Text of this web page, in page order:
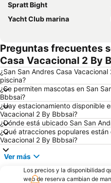
Spratt Bight
Yacht Club marina
Preguntas frecuentes
Casa Vacacional 2 By
¿San San Andres Casa
piscina?
¿Se permiten mascotas en San
Bbbsai?
¿Hay estacionamiento disponible
Vacacional 2 By Bbbsai?
¿Dónde está ubicado San San
¿Qué atracciones populares
Vacacional 2 By Bbbsai?
Ver más
Los precios y la disponibilidad
web de reserva cambian de